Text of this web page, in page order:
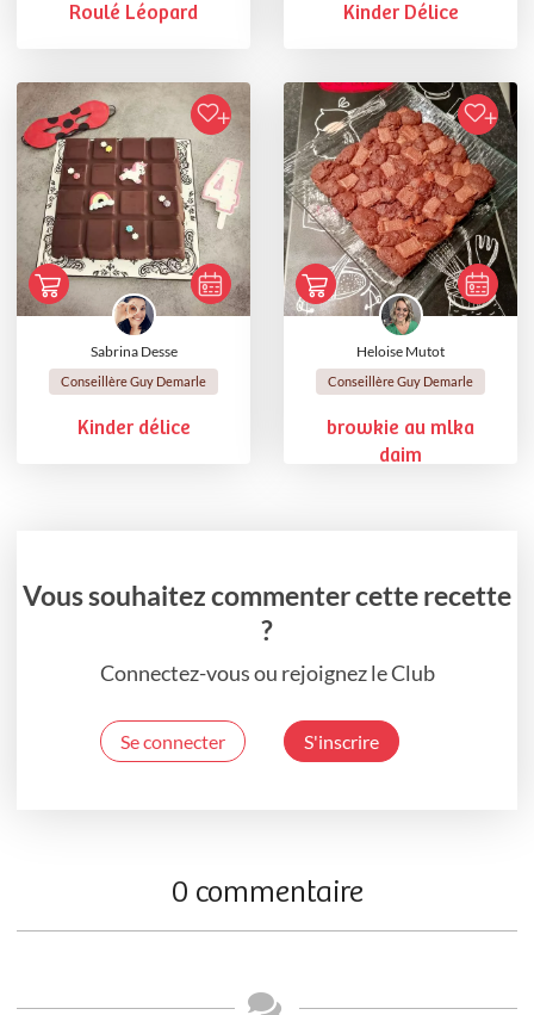
Roulé Léopard Kinder Délice
Sabrina Desse
Conseillère Guy Demarle
Kinder délice
Heloise Mutot
Conseillère Guy Demarle
browkie au mlka
daim
Vous souhaitez commenter cette recette
?
Connectez-vous ou rejoignez le Club
Se connecter S'inscrire
0 commentaire